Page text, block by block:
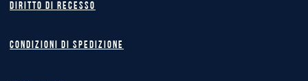
Diritto di recesso
Condizioni di spedizione